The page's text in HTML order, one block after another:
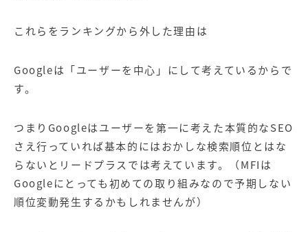
これらをランキングから外した理由は
Googleは「ユーザーを中心」にして考えているからで
す。
つまりGoogleはユーザーを第一に考えた本質的なSEO
さえ行っていれば基本的にはおかしな検索順位とはな
らないとリードプラスでは考えています。
（MFIは
Googleにとっても初めての取り組みなので予期しない
順位変動発生するかもしれませんが）